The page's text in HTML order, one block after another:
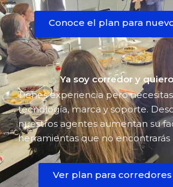
Conoce el plan para
Ya soy corredor y
Tienes experiencia pero
tecnología, marca y soporte.
nuestros agentes aumentan su
herramientas que no encontrarás
Ver plan para